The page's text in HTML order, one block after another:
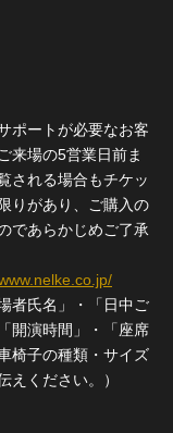
ポートが必要なお客
来場の5営業日前ま
される場合もチケッ
りがあり、ご購入の
であらかじめご了承
者氏名」・「日中ご
開演時間」・「座席
椅子の種類・サイズ
えください。）